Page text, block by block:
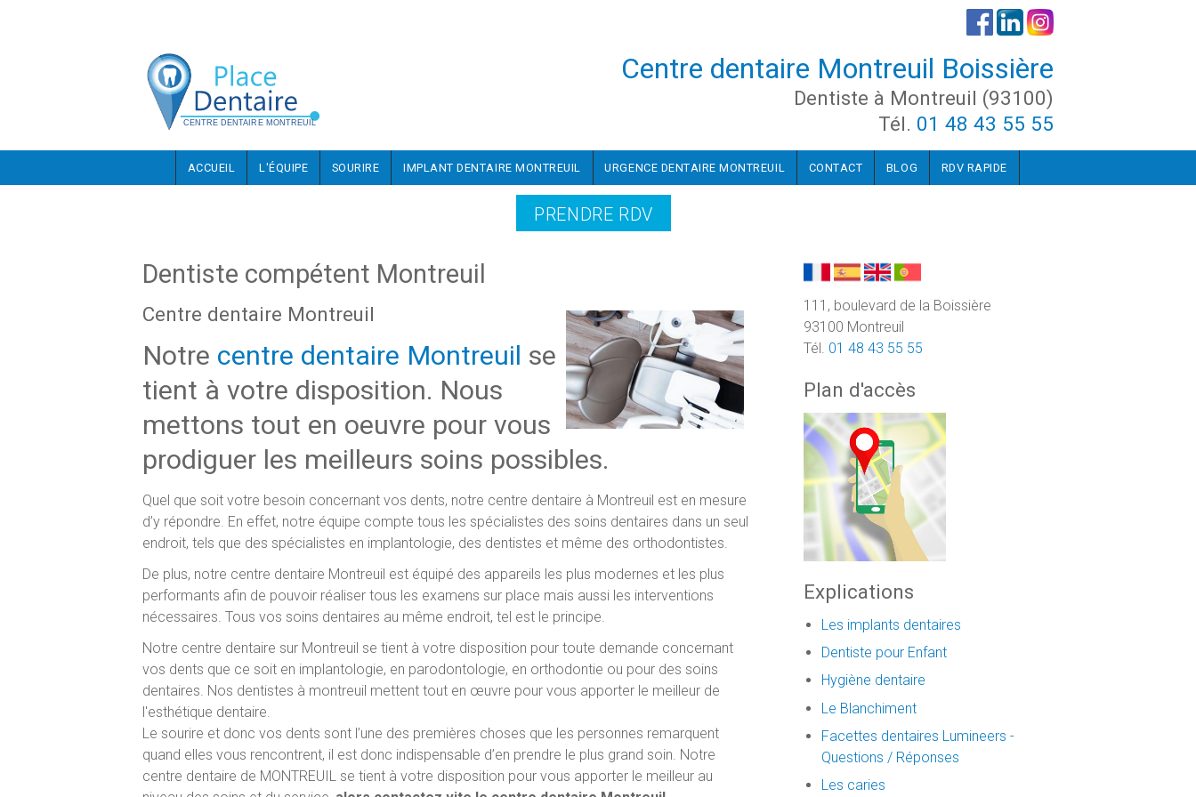
Centre dentaire Montreuil Boissière
Dentiste à Montreuil (93100)
Tél. 01 48 43 55 55
ACCUEIL L'ÉQUIPE SOURIRE IMPLANT DENTAIRE MONTREUIL URGENCE DENTAIRE MONTREUIL CONTACT BLOG RDV RAPIDE
PRENDRE RDV
Dentiste compétent Montreuil
Centre dentaire Montreuil
Notre centre dentaire Montreuil se
tient à votre disposition. Nous
mettons tout en oeuvre pour vous
prodiguer les meilleurs soins possibles.
Quel que soit votre besoin concernant vos dents, notre centre dentaire à Montreuil est en mesure
d’y répondre. En effet, notre équipe compte tous les spécialistes des soins dentaires dans un seul
endroit, tels que des spécialistes en implantologie, des dentistes et même des orthodontistes.
De plus, notre centre dentaire Montreuil est équipé des appareils les plus modernes et les plus
performants afin de pouvoir réaliser tous les examens sur place mais aussi les interventions
nécessaires. Tous vos soins dentaires au même endroit, tel est le principe.
Notre centre dentaire sur Montreuil se tient à votre disposition pour toute demande concernant
vos dents que ce soit en implantologie, en parodontologie, en orthodontie ou pour des soins
dentaires. Nos dentistes à montreuil mettent tout en œuvre pour vous apporter le meilleur de
l'esthétique dentaire.
Le sourire et donc vos dents sont l’une des premières choses que les personnes remarquent
quand elles vous rencontrent, il est donc indispensable d’en prendre le plus grand soin. Notre
centre dentaire de MONTREUIL se tient à votre disposition pour vous apporter le meilleur au
111, boulevard de la Boissière
93100 Montreuil
Tél. 01 48 43 55 55
Plan d'accès
Explications
Les implants dentaires
Dentiste pour Enfant
Hygiène dentaire
Le Blanchiment
Facettes dentaires Lumineers -
Questions / Réponses
Les caries